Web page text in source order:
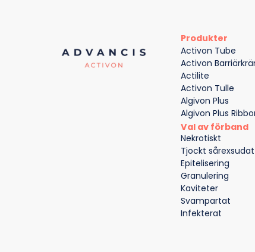
Produkter
Activon Tube
Activon
Actilite
Activon Tulle
Algivon Plus
Algivon Plus
Val av förband
Nekrotiskt
Tjockt sårexsudat
Epitelisering
Granulering
Kaviteter
Svampartat
Infekterat